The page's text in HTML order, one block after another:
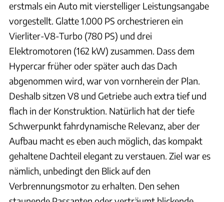
erstmals ein Auto mit vierstelliger Leistungsangabe
vorgestellt. Glatte 1.000 PS orchestrieren ein
Vierliter-V8-Turbo (780 PS) und drei
Elektromotoren (162 kW) zusammen. Dass dem
Hypercar früher oder später auch das Dach
abgenommen wird, war von vornherein der Plan.
Deshalb sitzen V8 und Getriebe auch extra tief und
flach in der Konstruktion. Natürlich hat der tiefe
Schwerpunkt fahrdynamische Relevanz, aber der
Aufbau macht es eben auch möglich, das kompakt
gehaltene Dachteil elegant zu verstauen. Ziel war es
nämlich, unbedingt den Blick auf den
Verbrennungsmotor zu erhalten. Den sehen